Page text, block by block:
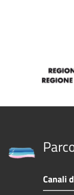
Canali